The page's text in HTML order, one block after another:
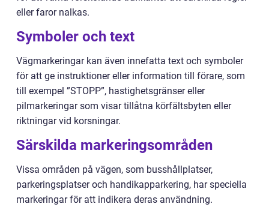
eller faror nalkas.
Symboler och text
Vägmarkeringar kan även innefatta text och symboler
för att ge instruktioner eller information till förare, som
till exempel ”STOPP”, hastighetsgränser eller
pilmarkeringar som visar tillåtna körfältsbyten eller
riktningar vid korsningar.
Särskilda markeringsområden
Vissa områden på vägen, som busshållplatser,
parkeringsplatser och handikapparkering, har speciella
markeringar för att indikera deras användning.